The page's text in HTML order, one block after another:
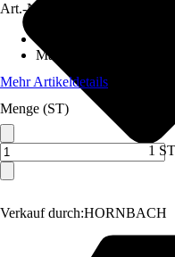
Verkauf durch:HORNBACH
Art.-Nr.
Material
Mehr Artikeldetails
Menge (ST)
1 ST